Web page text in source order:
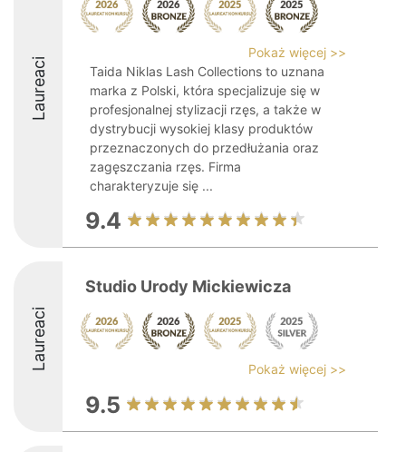
Laureaci
Pokaż więcej >>
Taida Niklas Lash Collections to uznana
marka z Polski, która specjalizuje się w
profesjonalnej stylizacji rzęs, a także w
dystrybucji wysokiej klasy produktów
przeznaczonych do przedłużania oraz
zagęszczania rzęs. Firma
charakteryzuje się ...
9.4
Laureaci
Studio Urody Mickiewicza
Pokaż więcej >>
9.5